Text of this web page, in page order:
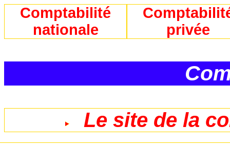
Comptabilité
nationale
privée
Le site de la